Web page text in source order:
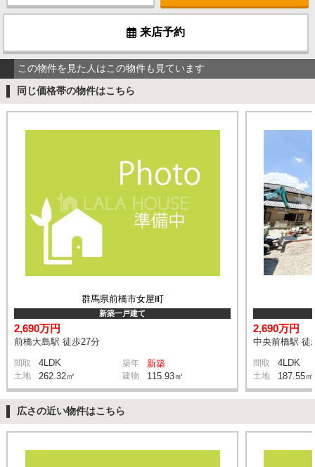
来店予約
この物件を見た人はこの物件も見ています
同じ価格帯の物件はこちら
群馬県前橋市女屋町
新築一戸建て
2,690万円
前橋大島駅 徒歩27分
間取 4LDK 築年 新築
土地 262.32㎡ 建物 115.93㎡
2,690万円
中央前橋駅 徒
間取 4LDK
土地 187.55㎡
広さの近い物件はこちら